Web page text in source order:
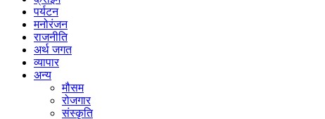
पर्यटन
मनोरंजन
राजनीति
अर्थ जगत
व्यापार
अन्य
मौसम
रोजगार
संस्कृति